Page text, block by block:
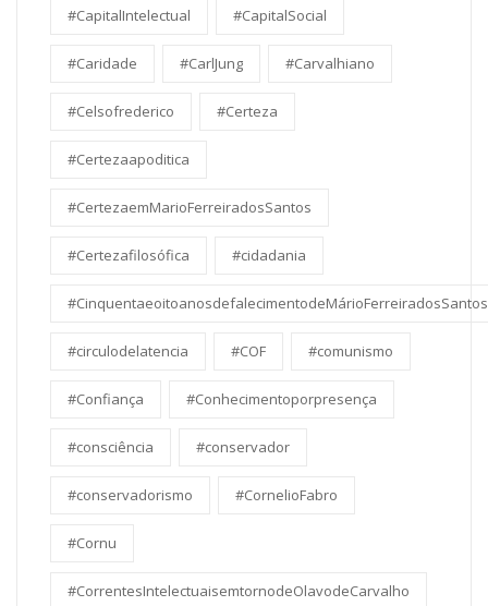
#CapitalIntelectual #CapitalSocial
#Caridade #CarlJung #Carvalhiano
#Celsofrederico #Certeza
#Certezaapoditica
#CertezaemMarioFerreiradosSantos
#Certezafilosófica #cidadania
#CinquentaeoitoanosdefalecimentodeMárioFerreiradosSantos
#circulodelatencia #COF #comunismo
#Confiança #Conhecimentoporpresença
#consciência #conservador
#conservadorismo #CornelioFabro
#Cornu
#CorrentesIntelectuaisemtornodeOlavodeCarvalho